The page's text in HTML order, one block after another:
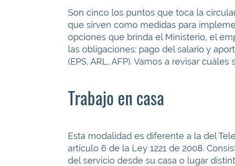
Son cinco los puntos que toca la
que sirven como medidas para
opciones que brinda el Ministerio, el
las obligaciones: pago del salario y
(EPS, ARL, AFP). Vamos a revisar
Trabajo en casa
Esta modalidad es diferente a la del
artículo 6 de la Ley 1221 de 2008.
del servicio desde su casa o lugar